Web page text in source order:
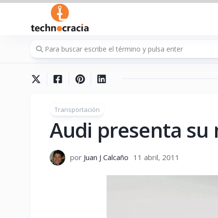
Saltar
contenido
Transportación
Audi presenta su
por Juan J Calcaño 11 abril, 2011